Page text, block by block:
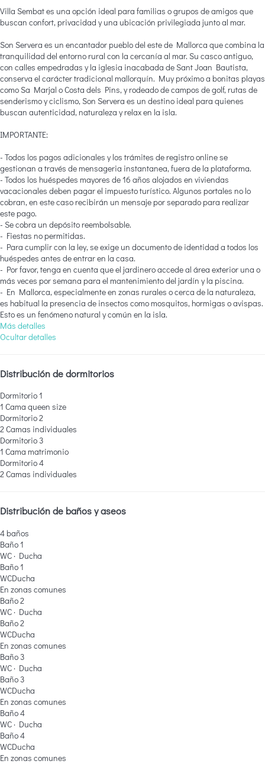
Villa Sembat es una opción ideal para familias o grupos de amigos que
buscan confort, privacidad y una ubicación privilegiada junto al mar.
Son Servera es un encantador pueblo del este de Mallorca que combina la
tranquilidad del entorno rural con la cercanía al mar. Su casco antiguo,
con calles empedradas y la iglesia inacabada de Sant Joan Bautista,
conserva el carácter tradicional mallorquín. Muy próximo a bonitas playas
como Sa Marjal o Costa dels Pins, y rodeado de campos de golf, rutas de
senderismo y ciclismo, Son Servera es un destino ideal para quienes
buscan autenticidad, naturaleza y relax en la isla.
IMPORTANTE:
- Todos los pagos adicionales y los trámites de registro online se
gestionan a través de mensageria instantanea, fuera de la plataforma.
- Todos los huéspedes mayores de 16 años alojados en viviendas
vacacionales deben pagar el impuesto turístico. Algunos portales no lo
cobran, en este caso recibirán un mensaje por separado para realizar
este pago.
- Se cobra un depósito reembolsable.
- Fiestas no permitidas.
- Para cumplir con la ley, se exige un documento de identidad a todos los
huéspedes antes de entrar en la casa.
- Por favor, tenga en cuenta que el jardinero accede al área exterior una o
más veces por semana para el mantenimiento del jardín y la piscina.
- En Mallorca, especialmente en zonas rurales o cerca de la naturaleza,
es habitual la presencia de insectos como mosquitos, hormigas o avispas.
Esto es un fenómeno natural y común en la isla.
Más detalles
Ocultar detalles
Distribución de dormitorios
Dormitorio 1
1 Cama queen size
Dormitorio 2
2 Camas individuales
Dormitorio 3
1 Cama matrimonio
Dormitorio 4
2 Camas individuales
Distribución de baños y aseos
4 baños
Baño 1
WC · Ducha
Baño 1
WCDucha
En zonas comunes
Baño 2
WC · Ducha
Baño 2
WCDucha
En zonas comunes
Baño 3
WC · Ducha
Baño 3
WCDucha
En zonas comunes
Baño 4
WC · Ducha
Baño 4
WCDucha
En zonas comunes